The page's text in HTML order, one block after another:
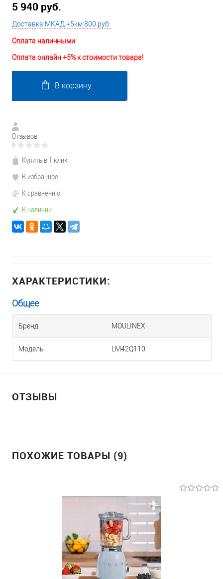
5 940 руб.
Доставка МКАД +5км 800 руб.
Оплата наличными
Оплата онлайн +5% к стоимости товара!
В корзину
Отзывов:
Купить в 1 клик
В избранное
К сравнению
В наличии
ХАРАКТЕРИСТИКИ:
Общее
Бренд MOULINEX
Модель LM42Q110
ОТЗЫВЫ
ПОХОЖИЕ ТОВАРЫ (9)